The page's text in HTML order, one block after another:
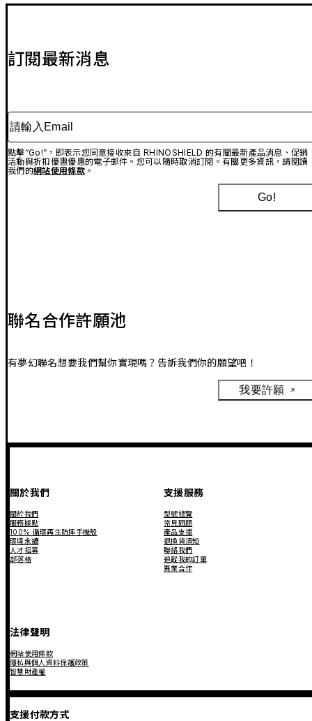
訂閱最新消息
請輸入Email
點擊“Go!”，即表示您同意接收來自 RHINOSHIELD 的有關最新產品消息、促銷
活動與折扣優惠優惠的電子郵件。您可以隨時取消訂閱。有關更多資訊，請閱讀
我們的網站使用條款。
Go!
聯名合作許願池
有夢幻聯名想要我們幫你實現嗎？告訴我們你的願望吧！
我要許願
關於我們
關於我們
服務據點
100% 循環再生防摔手機殼
環境永續
人才招募
部落格
支援服務
型號總覽
常見問題
產品支援
退換貨須知
聯絡我們
追蹤我的訂單
異業合作
法律聲明
網站使用條款
隱私與個人資料保護政策
智慧財產權
支援付款方式